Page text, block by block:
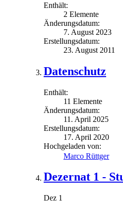
Enthält:
2 Elemente
Änderungsdatum:
7. August 2023
Erstellungsdatum:
23. August 2011
Datenschutz
Enthält:
11 Elemente
Änderungsdatum:
11. April 2025
Erstellungsdatum:
17. April 2020
Hochgeladen von:
Marco Rüttger
Dezernat 1 -
Dez 1